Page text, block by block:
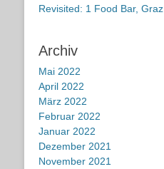
Revisited: 1 Food Bar, Graz
Archiv
Mai 2022
April 2022
März 2022
Februar 2022
Januar 2022
Dezember 2021
November 2021